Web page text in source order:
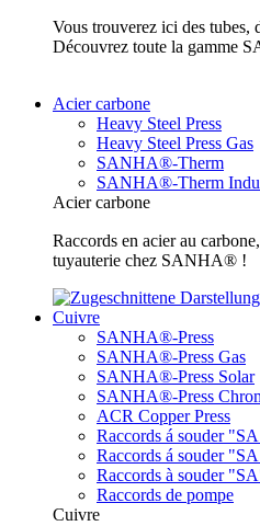
Vous trouverez ici des tubes,
Découvrez toute la gamme
Acier carbone
Heavy Steel Press
Heavy Steel Press Gas
SANHA®-Therm
SANHA®-Therm
Acier carbone
Raccords en acier au
tuyauterie chez SANHA® !
Cuivre
SANHA®-Press
SANHA®-Press Gas
SANHA®-Press Solar
SANHA®-Press
ACR Copper Press
Raccords á souder
Raccords á souder
Raccords à souder
Raccords de pompe
Cuivre